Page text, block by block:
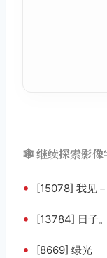
🕸️ 继续探索影像
• [15078] 我见
• [13784] 日子。
• [8669] 绿光